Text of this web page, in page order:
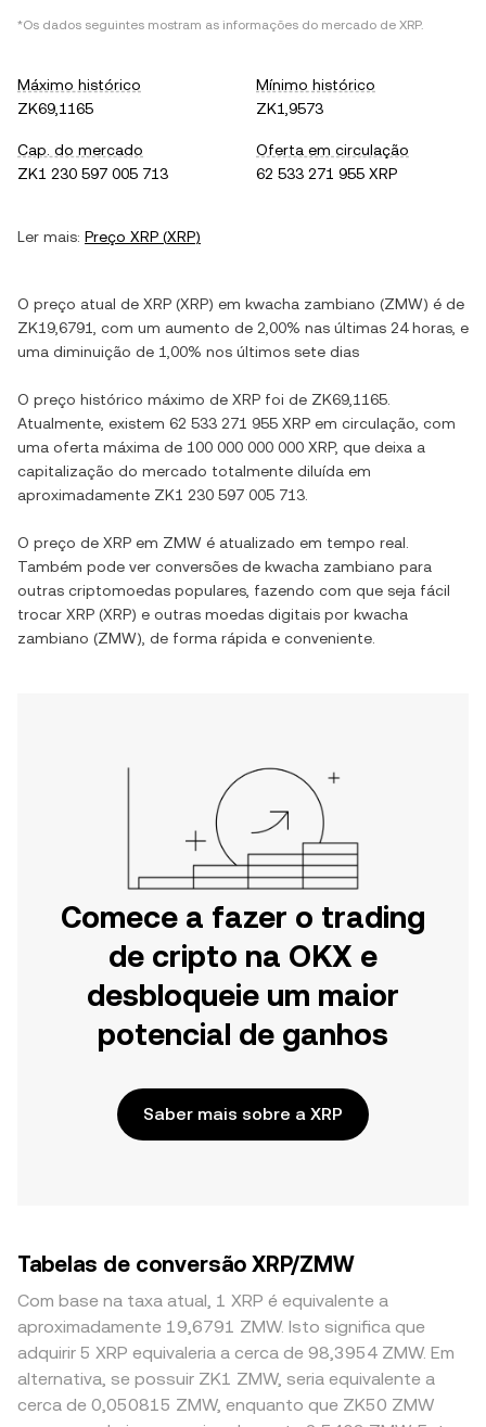
*Os dados seguintes mostram as informações do mercado de XRP.
Máximo histórico
ZK69,1165
Mínimo histórico
ZK1,9573
Cap. do mercado
ZK1 230 597 005 713
Oferta em circulação
62 533 271 955 XRP
Ler mais: Preço XRP (XRP)
O preço atual de XRP (XRP) em kwacha zambiano (ZMW) é de
ZK19,6791
, com um aumento de 2,00% nas últimas 24 horas, e
uma diminuição de 1,00% nos últimos sete dias
O preço histórico máximo de XRP foi de ZK69,1165
Atualmente, existem 62 533 271 955 XRP em circulação, com
uma oferta máxima de 100 000 000 000 XRP, que deixa a
capitalização do mercado totalmente diluída em
aproximadamente ZK1 230 597 005 713
O preço de XRP em ZMW é atualizado em tempo real.
Também pode ver conversões de kwacha zambiano para
outras criptomoedas populares, fazendo com que seja fácil
trocar XRP (XRP) e outras moedas digitais por kwacha
zambiano (ZMW), de forma rápida e conveniente.
Comece a fazer o trading
de cripto na OKX e
desbloqueie um maior
potencial de ganhos
Saber mais sobre a XRP
Tabelas de conversão XRP/ZMW
Com base na taxa atual, 1 XRP é equivalente a
aproximadamente 19,6791 ZMW. Isto significa que
adquirir 5 XRP equivaleria a cerca de 98,3954 ZMW. Em
alternativa, se possuir ZK1 ZMW, seria equivalente a
cerca de 0,050815 ZMW, enquanto que ZK50 ZMW